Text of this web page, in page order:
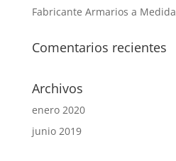
Fabricante Armarios a Medida
Comentarios recientes
Archivos
enero 2020
junio 2019